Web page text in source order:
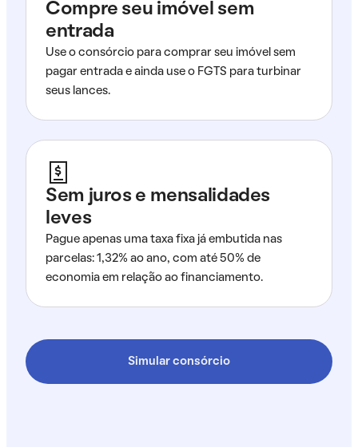
Compre seu imóvel sem
entrada
Use o consórcio para comprar seu imóvel sem
pagar entrada e ainda use o FGTS para turbinar
seus lances.
Sem juros e mensalidades
leves
Pague apenas uma taxa fixa já embutida nas
parcelas: 1,32% ao ano, com até 50% de
economia em relação ao financiamento.
Simular consórcio